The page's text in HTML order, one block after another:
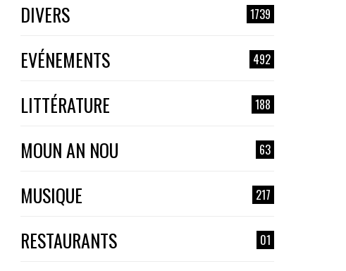
DIVERS 1739
EVÉNEMENTS 492
LITTÉRATURE 188
MOUN AN NOU 63
MUSIQUE 217
RESTAURANTS 01